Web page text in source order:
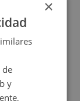
Baños
×
de
y